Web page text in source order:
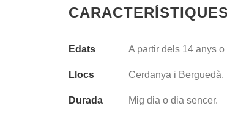
CARACTERÍSTIQUES
Edats A partir dels 14 anys
Llocs Cerdanya i Berguedà.
Durada Mig dia o dia sencer.